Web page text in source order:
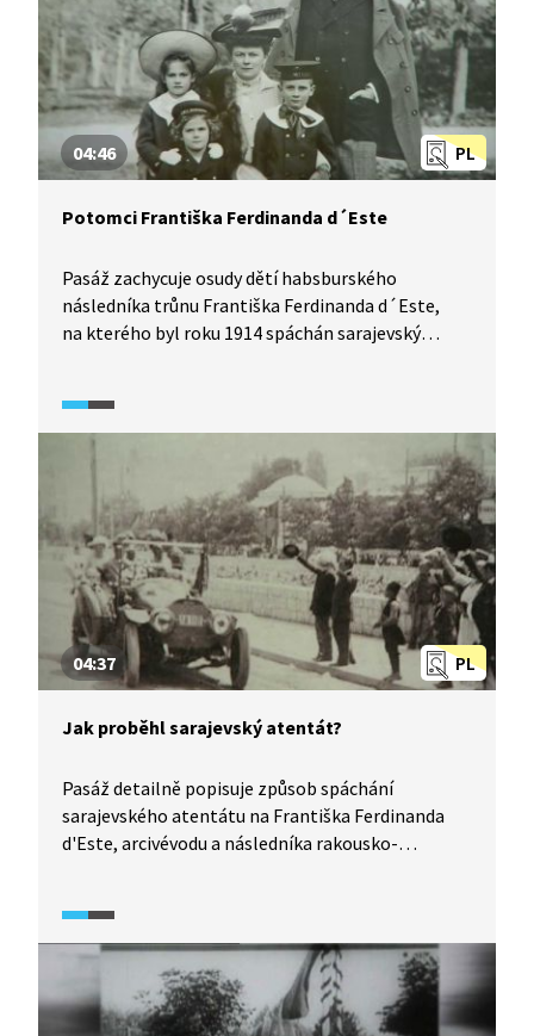
PL
04:46
Potomci Františka Ferdinanda d´Este
Pasáž zachycuje osudy dětí habsburského
následníka trůnu Františka Ferdinanda d´Este,
na kterého byl roku 1914 spáchán sarajevský
PL
04:37
Jak proběhl sarajevský atentát?
Pasáž detailně popisuje způsob spáchání
sarajevského atentátu na Františka Ferdinanda
d'Este, arcivévodu a následníka rakousko-